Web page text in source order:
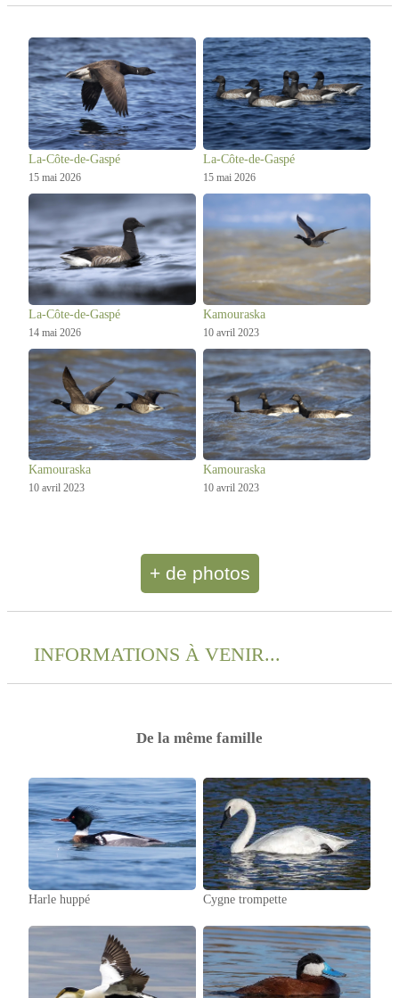
La-Côte-de-Gaspé
15 mai 2026
La-Côte-de-Gaspé
15 mai 2026
La-Côte-de-Gaspé
14 mai 2026
Kamouraska
10 avril 2023
Kamouraska
10 avril 2023
Kamouraska
10 avril 2023
+ de photos
INFORMATIONS À VENIR...
De la même famille
Harle huppé Cygne trompette